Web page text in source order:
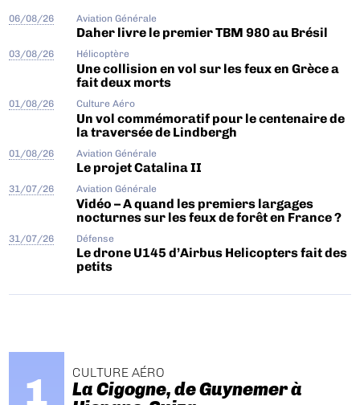
06/08/26 Aviation Générale
Daher livre le premier TBM 980 au Brésil
03/08/26 Hélicoptère
Une collision en vol sur les feux en Grèce a
fait deux morts
01/08/26 Culture Aéro
Un vol commémoratif pour le centenaire de
la traversée de Lindbergh
01/08/26 Aviation Générale
Le projet Catalina II
31/07/26 Aviation Générale
Vidéo – A quand les premiers largages
nocturnes sur les feux de forêt en France ?
31/07/26 Défense
Le drone U145 d’Airbus Helicopters fait des
petits
CULTURE AÉRO
La Cigogne, de Guynemer à